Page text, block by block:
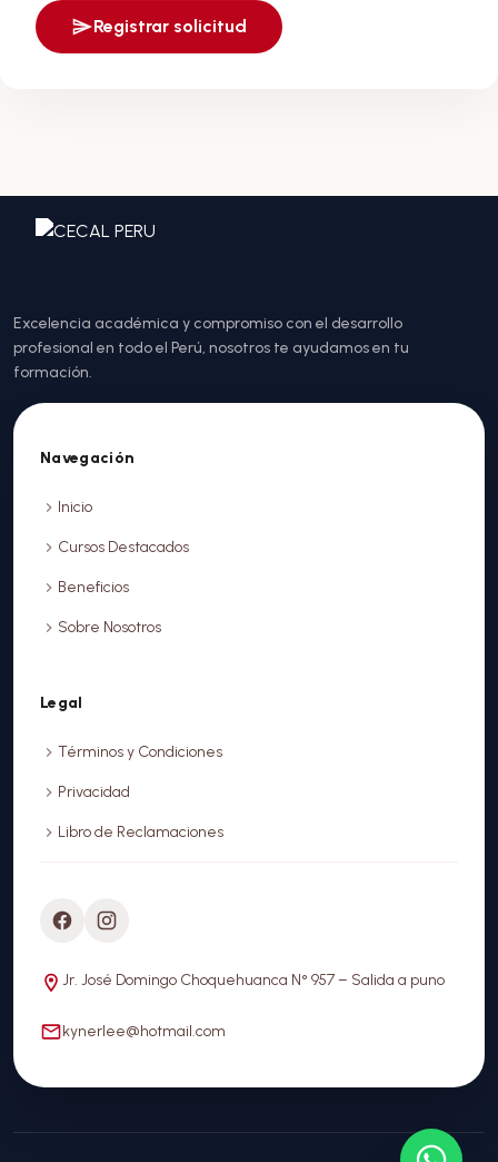
Registrar solicitud
Excelencia académica y compromiso con el desarrollo
profesional en todo el Perú, nosotros te ayudamos en tu
formación.
Navegación
Inicio
Cursos Destacados
Beneficios
Sobre Nosotros
Legal
Términos y Condiciones
Privacidad
Libro de Reclamaciones
Jr. José Domingo Choquehuanca N° 957 – Salida a puno
kynerlee@hotmail.com